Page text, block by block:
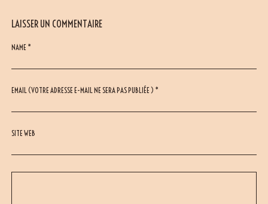
LAISSER UN COMMENTAIRE
NAME *
EMAIL (VOTRE ADRESSE E-MAIL NE SERA PAS PUBLIÉE ) *
SITE WEB